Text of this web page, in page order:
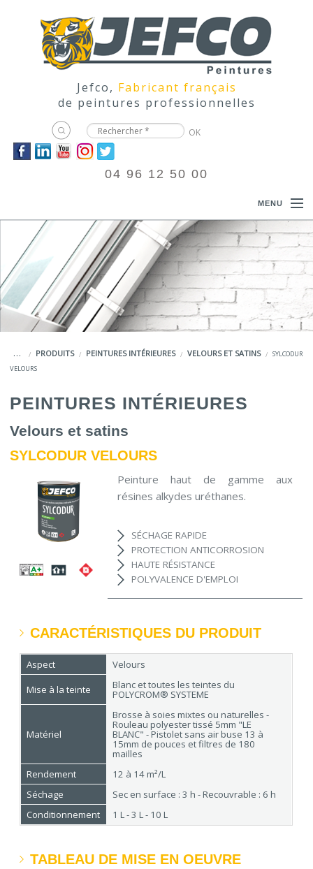
Jefco, Fabricant français
de peintures professionnelles
04 96 12 50 00
MENU
ACCUEIL
PRODUITS
DOCUMENTATIONS
COULEURS
PRODUITS PEINTURES INTÉRIEURES VELOURS ET SATINS
SYLCODUR
VELOURS
PEINTURES INTÉRIEURES
Velours et satins
SYLCODUR VELOURS
Peinture haut de gamme aux
résines alkydes uréthanes.
SÉCHAGE RAPIDE
PROTECTION ANTICORROSION
HAUTE RÉSISTANCE
POLYVALENCE D'EMPLOI
CARACTÉRISTIQUES DU PRODUIT
Aspect
Velours
Mise à la teinte
Blanc et toutes les teintes du
POLYCROM® SYSTEME
Matériel
Brosse à soies mixtes ou naturelles -
Rouleau polyester tissé 5mm "LE
BLANC" - Pistolet sans air buse 13 à
15mm de pouces et filtres de 180
mailles
Rendement
12 à 14 m²/L
Séchage
Sec en surface : 3 h - Recouvrable : 6 h
Conditionnement
1 L - 3 L - 10 L
TABLEAU DE MISE EN OEUVRE